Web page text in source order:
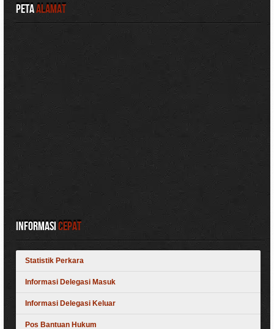
PetaAlamat
InformasiCepat
Statistik Perkara
Informasi Delegasi Masuk
Informasi Delegasi Keluar
Pos Bantuan Hukum